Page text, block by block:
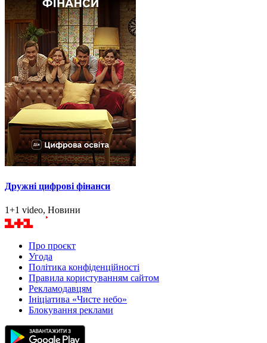
Дружні цифрові фінанси
1+1 video, Новини
Про проєкт
Угода
Політика конфіденційності
Правила користуванням сайтом
Рекламодавцям
Ініціатива «Чисте небо»
Блокування реклами